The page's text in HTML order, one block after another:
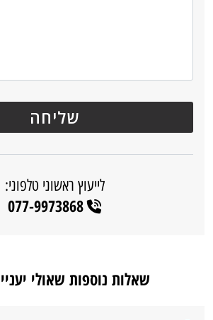
לייעוץ ראשוני טלפוני:
077-9973868
שאלות נוספות שאולי